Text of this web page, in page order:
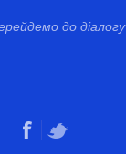
до діалогу